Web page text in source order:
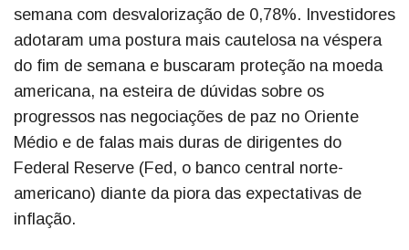
semana com desvalorização de 0,78%. Investidores
adotaram uma postura mais cautelosa na véspera
do fim de semana e buscaram proteção na moeda
americana, na esteira de dúvidas sobre os
progressos nas negociações de paz no Oriente
Médio e de falas mais duras de dirigentes do
Federal Reserve (Fed, o banco central norte-
americano) diante da piora das expectativas de
inflação.